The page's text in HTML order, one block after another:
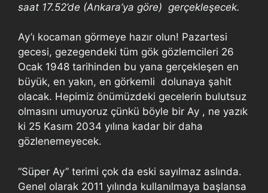
saat 17.52’de (Ankara’ya göre) gerçekleşecek.
Ay’ı kocaman görmeye hazır olun! Pazartesi
gecesi, gezegendeki tüm gök gözlemcileri 26
Ocak 1948 tarihinden bu yana gerçekleşen en
büyük, en yakın, en görkemli dolunaya şahit
olacak. Hepimiz önümüzdeki gecelerin bulutsuz
olmasını umuyoruz çünkü böyle bir Ay , ne yazık
ki 25 Kasım 2034 yılına kadar bir daha
gözlenemeyecek.
“Süper Ay” terimi çok da eski sayılmaz aslında.
Genel olarak 2011 yılında kullanılmaya başlansa